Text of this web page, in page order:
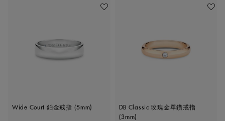
加入喜愛清單
Wide Court 鉑金戒指 (5mm)
加入喜
DB Classic 玫瑰金單鑽戒指
(3mm)